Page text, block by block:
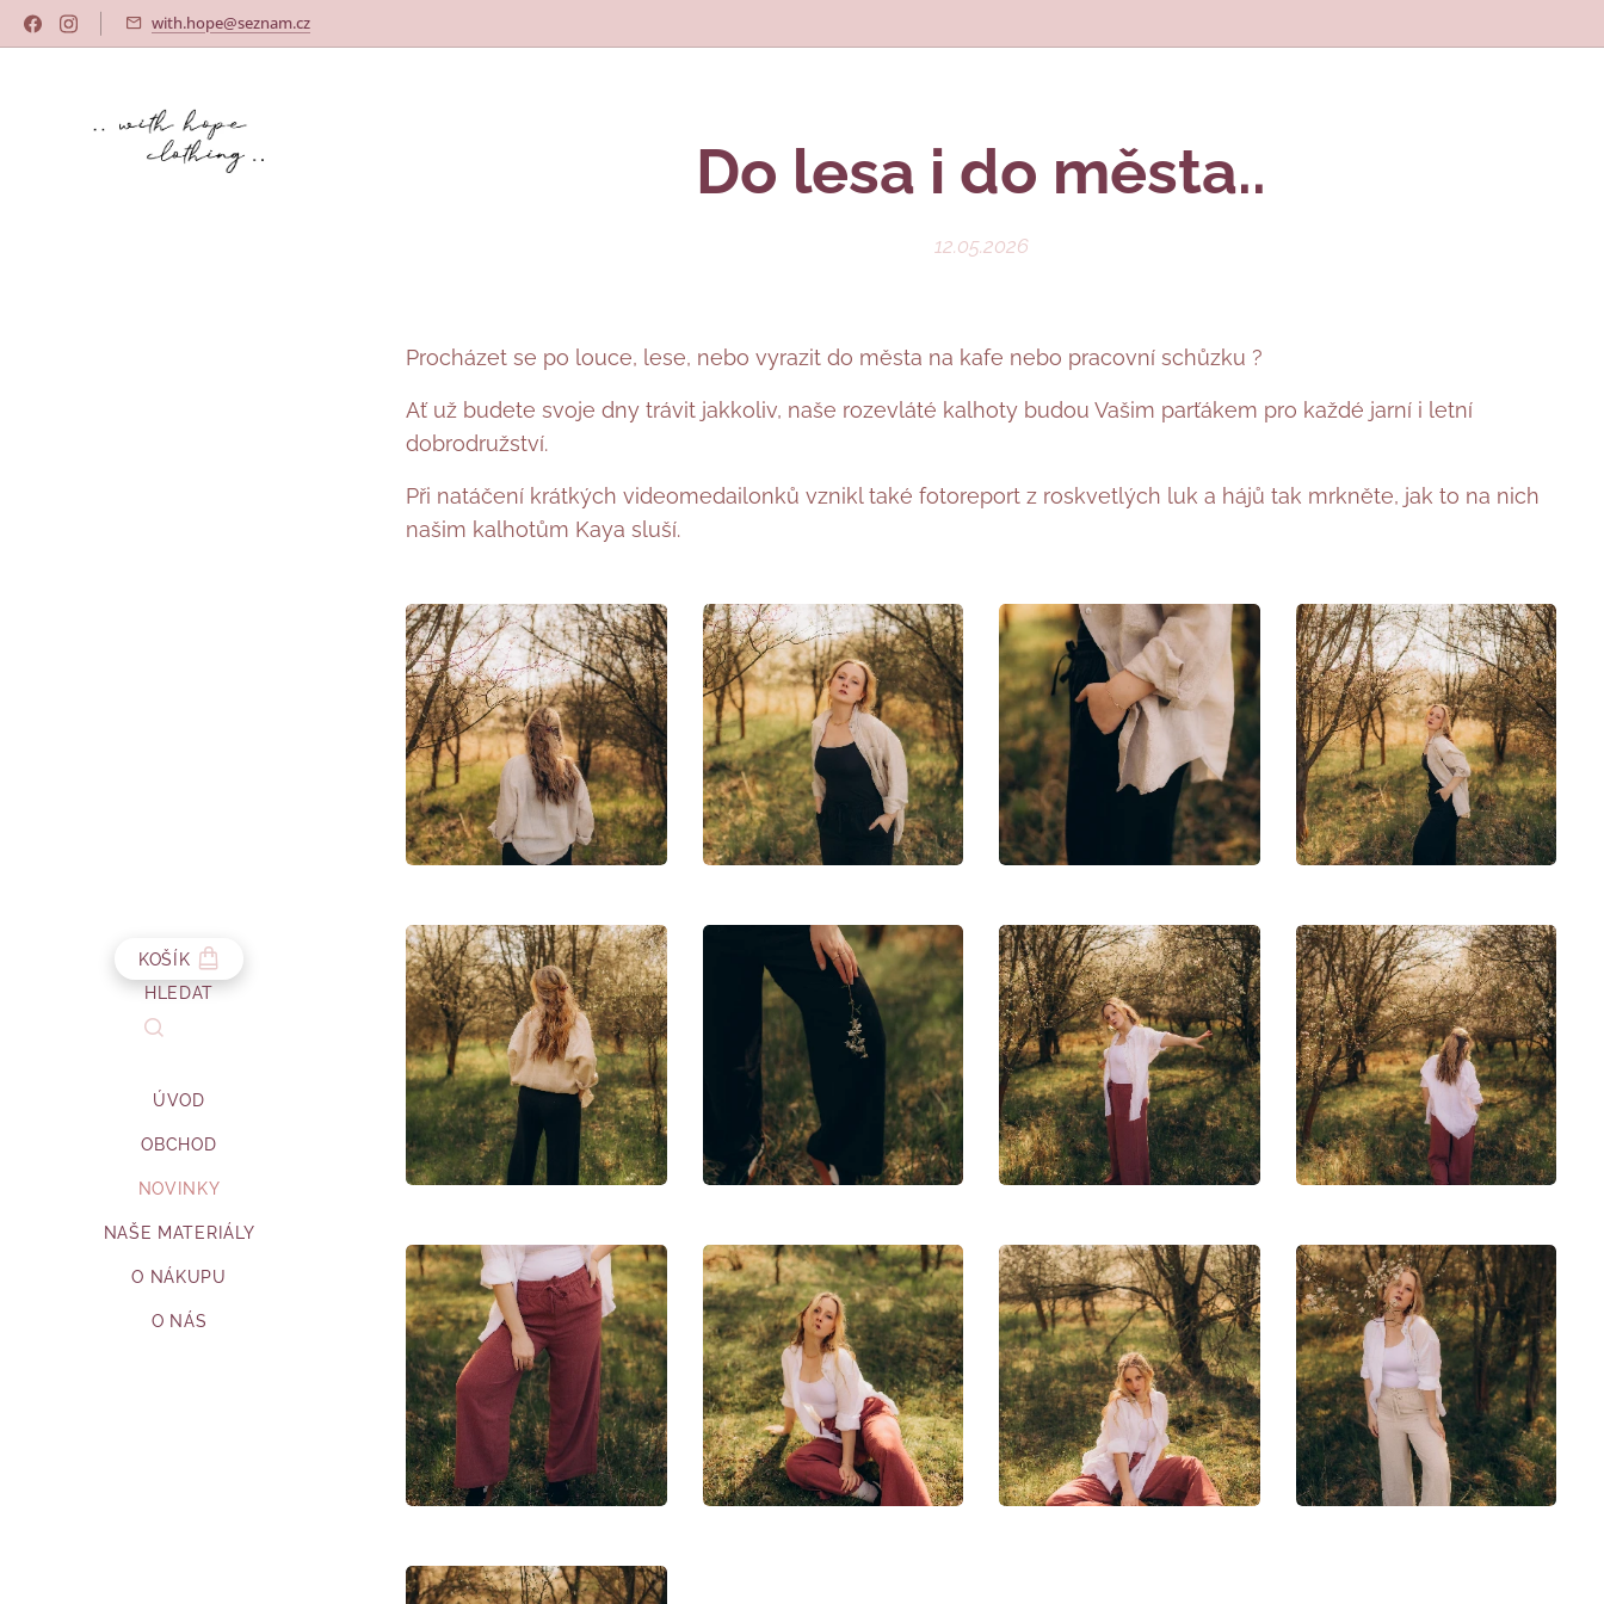
with.hope@seznam.cz
KOŠÍK
HLEDAT
ÚVOD
OBCHOD
NOVINKY
NAŠE MATERIÁLY
O NÁKUPU
O NÁS
Do lesa i do města..
12.05.2026
Procházet se po louce, lese, nebo vyrazit do města na kafe nebo pracovní schůzku ?
Ať už budete svoje dny trávit jakkoliv, naše rozevláté kalhoty budou Vašim parťákem pro každé jarní i letní
dobrodružství.
Při natáčení krátkých videomedailonků vznikl také fotoreport z roskvetlých luk a hájů tak mrkněte, jak to na nich
našim kalhotům Kaya sluší.